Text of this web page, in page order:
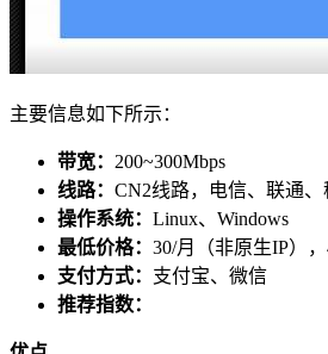
主要信息如下所示：
带宽： 200~300Mbps
线路： CN2线路，电信、联通
操作系统： Linux、Windows
最低价格： 30/月（非原生IP），
支付方式： 支付宝、微信
推荐指数：